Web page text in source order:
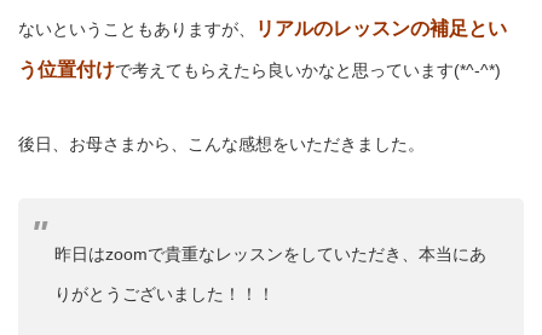
ないということもありますが、
リアルのレッスンの補足とい
う位置付けで考えてもらえたら良いかなと思っています(*^-^*)
後日、お母さまから、こんな感想をいただきました。
昨日はzoomで貴重なレッスンをしていただき、本当にあ
りがとうございました！！！